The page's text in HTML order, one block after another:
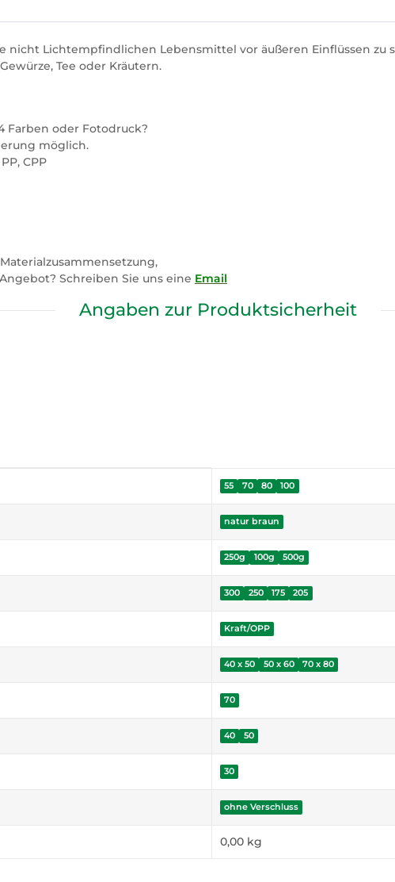
Lichtempfindlichen Lebensmittel vor äußeren Einflüssen zu
Tee oder Kräutern.
Farben oder Fotodruck?
möglich.
CPP
Schreiben Sie uns eine Email
Angaben zur Produktsicherheit
55 70 80 100
natur braun
250g 100g 500g
300 250 175 205
Kraft/OPP
40 x 50 50 x 60 70 x 80
70
40 50
30
ohne Verschluss
0,00 kg